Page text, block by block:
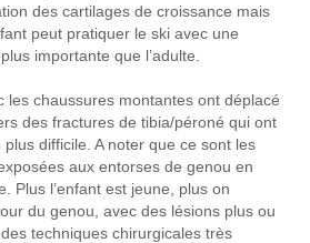
des cartilages de croissance mais
peut pratiquer le ski avec une
importante que l’adulte.
les chaussures montantes ont déplacé
des fractures de tibia/péroné qui ont
difficile. A noter que ce sont les
aux entorses de genou en
Plus l’enfant est jeune, plus on
du genou, avec des lésions plus ou
techniques chirurgicales très